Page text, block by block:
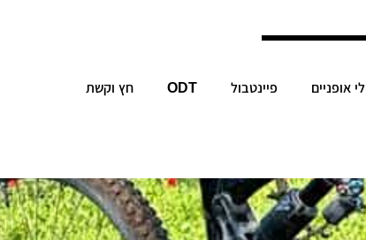
אופניים פיינטבול ODT חץ וקשת